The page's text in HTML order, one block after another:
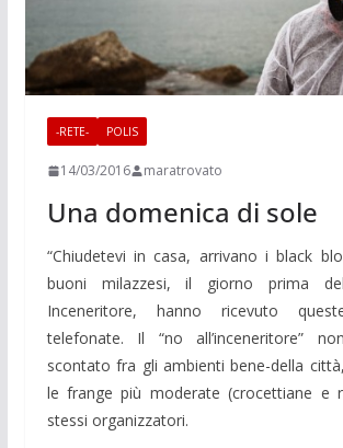
-RETE- POLIS
14/03/2016 maratrovato
Una domenica di sole
“Chiudetevi in casa, arrivano i black
buoni milazzesi, il giorno prima
Inceneritore, hanno ricevuto
telefonate. Il “no all’inceneritore”
scontato fra gli ambienti bene-della
le frange più moderate (crocettiane e
stessi organizzatori.